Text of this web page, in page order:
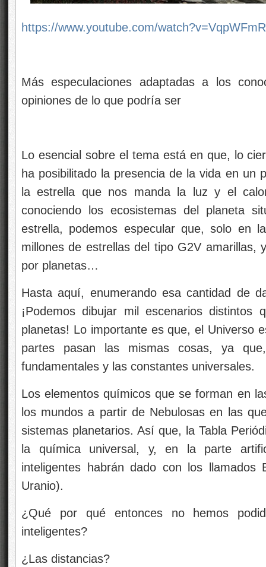
https://www.youtube.com/
Más especulaciones adaptadas a los
opiniones de lo que podría ser
Lo esencial sobre el tema está en que, lo
ha posibilitado la presencia de la vida en un
la estrella que nos manda la luz y el
conociendo los ecosistemas del planeta
estrella, podemos especular que, solo en
millones de estrellas del tipo G2V amarillas,
por planetas…
Hasta aquí, enumerando esa cantidad de
¡Podemos dibujar mil escenarios
planetas! Lo importante es que, el Universo
partes pasan las mismas cosas, ya
fundamentales y las constantes universales.
Los elementos químicos que se forman en
los mundos a partir de Nebulosas en las
sistemas planetarios. Así que, la Tabla
la química universal, y, en la parte
inteligentes habrán dado con los llamados
Uranio).
¿Qué por qué entonces no hemos
inteligentes?
¿Las distancias?